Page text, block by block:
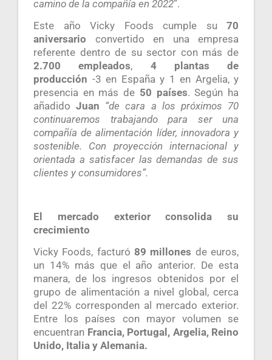
camino de la compañía en 2022”.
Este año Vicky Foods cumple su 70
aniversario convertido en una empresa
referente dentro de su sector con más de
2.700 empleados, 4 plantas de
producción -3 en España y 1 en Argelia, y
presencia en más de 50 países. Según ha
añadidoJuan “de cara a los próximos 70
continuaremos trabajando para ser una
compañía de alimentación líder, innovadora y
sostenible. Con proyección internacional y
orientada a satisfacer las demandas de sus
clientes y consumidores”.
El mercado exterior consolida su
crecimiento
Vicky Foods, facturó 89 millones de euros,
un 14% más que el año anterior. De esta
manera, de los ingresos obtenidos por el
grupo de alimentación a nivel global, cerca
del 22% corresponden al mercado exterior.
Entre los países con mayor volumen se
encuentran Francia, Portugal, Argelia, Reino
Unido, Italia y Alemania.